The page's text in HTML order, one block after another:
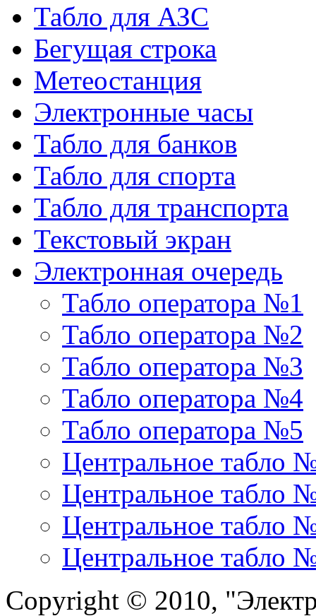
Табло для АЗС
Бегущая строка
Метеостанция
Электронные часы
Табло для банков
Табло для спорта
Табло для транспорта
Текстовый экран
Электронная очередь
Табло оператора №1
Табло оператора №2
Табло оператора №3
Табло оператора №4
Табло оператора №5
Центральное табло
Центральное табло
Центральное табло
Центральное табло
Copyright © 2010,